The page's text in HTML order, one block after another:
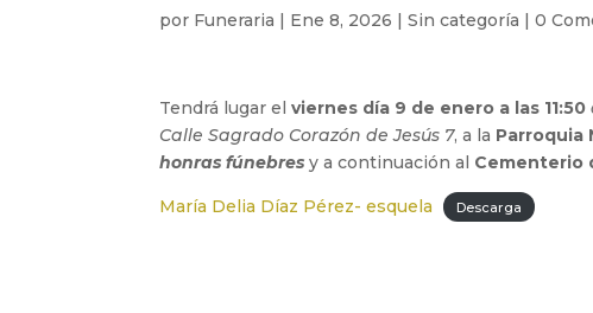
por Funeraria | Ene 8, 2026 |Sin categoría |0
Tendrá lugar elviernes día 9 de enero a las 11:50
Calle Sagrado Corazón de Jesús 7, a la Parroquia
honras fúnebres y a continuación al Cementerio
María Delia Díaz Pérez- esquela Descarga